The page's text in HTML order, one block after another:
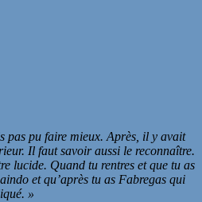
pas pu faire mieux. Après, il y avait
Il faut savoir aussi le reconnaître.
lucide. Quand tu rentres et que tu as
et qu’après tu as Fabregas qui
»